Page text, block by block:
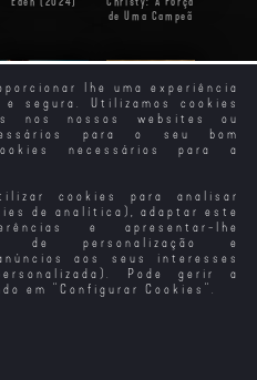
lhe uma experiência
e segura. Utilizamos cookies
nos nossos websites ou
para o seu bom
necessários para a
cookies para analisar
de analítica), adaptar este
e apresentar-lhe
de personalização e
aos seus interesses
Pode gerir a
em " Configurar Cookies ".
de Uma Campeã
A Ressaca -
Parte III
A Ressaca